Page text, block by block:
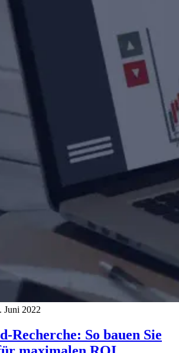
2022
Recherche: So bauen Sie